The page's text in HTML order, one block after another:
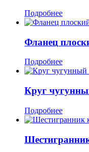
Подробнее
Фланец
Подробнее
Круг
Подробнее